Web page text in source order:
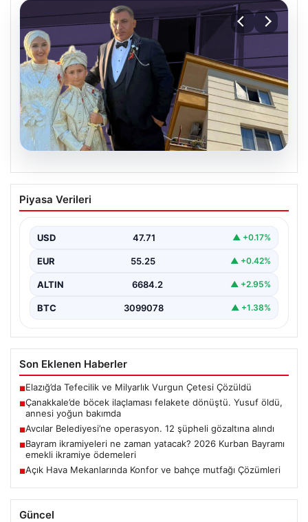
Çanakkale’de böcek ilaçlaması felakete
dönüştü. Yusuf öldü, annesi yoğun
Piyasa Verileri
USD 47.71 ▲ +0.17%
EUR 55.25 ▲ +0.42%
ALTIN 6684.2 ▲ +2.95%
BTC 3099078 ▲ +1.38%
Son Eklenen Haberler
■Elazığ’da Tefecilik ve Milyarlık Vurgun Çetesi Çözüldü
■Çanakkale’de böcek ilaçlaması felakete dönüştü. Yusuf öldü,
annesi yoğun bakımda
■Avcılar Belediyesi’ne operasyon. 12 şüpheli gözaltına alındı
■Bayram ikramiyeleri ne zaman yatacak? 2026 Kurban Bayramı
emekli ikramiye ödemeleri
■Açık Hava Mekanlarında Konfor ve bahçe mutfağı Çözümleri
Güncel